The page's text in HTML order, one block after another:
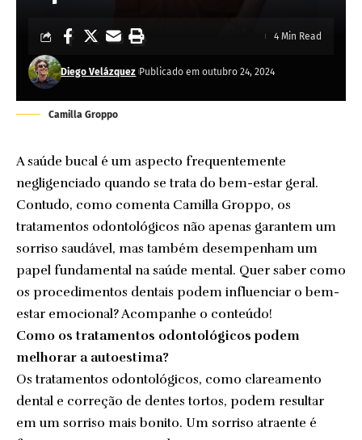
Diego Velázquez Publicado em outubro 24, 2024
4 Min Read
Camilla Groppo
A saúde bucal é um aspecto frequentemente
negligenciado quando se trata do bem-estar geral.
Contudo, como comenta Camilla Groppo, os
tratamentos odontológicos não apenas garantem um
sorriso saudável, mas também desempenham um
papel fundamental na saúde mental. Quer saber como
os procedimentos dentais podem influenciar o bem-
estar emocional? Acompanhe o conteúdo!
Como os tratamentos odontológicos podem
melhorar a autoestima?
Os tratamentos odontológicos, como clareamento
dental e correção de dentes tortos, podem resultar
em um sorriso mais bonito. Um sorriso atraente é